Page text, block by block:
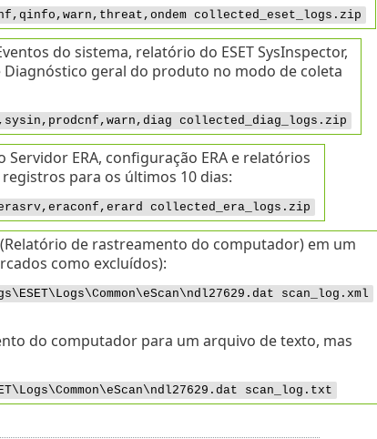
collected_eset_logs.zip
do sistema, relatório do ESET SysInspector,
Diagnóstico geral do produto no modo de coleta
collected_diag_logs.zip
ERA, configuração ERA e relatórios
para os últimos 10 dias:
collected_era_logs.zip
de rastreamento do computador) em um
como excluídos):
scan_log.xml
do computador para um arquivo de texto, mas
scan_log.txt